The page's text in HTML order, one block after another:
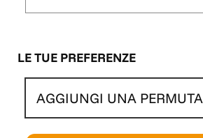
LE TUE PREFERENZE
AGGIUNGI UNA PERMUTA